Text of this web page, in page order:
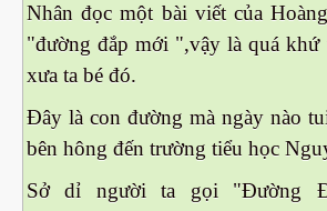
Nhân đọc một bài viết của
"đường đắp mới ",vậy là quá
xưa ta bé đó.
Đây là con đường mà ngày nào
bên hông đến trường tiểu học
Sở dỉ người ta gọi "Đường